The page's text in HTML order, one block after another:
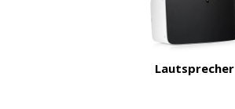
Lautsprecher